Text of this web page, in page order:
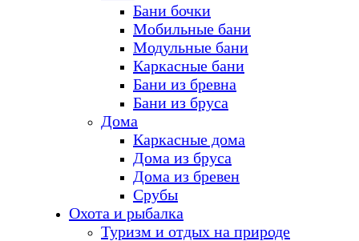
Бани бочки
Мобильные бани
Модульные бани
Каркасные бани
Бани из бревна
Бани из бруса
Дома
Каркасные дома
Дома из бруса
Дома из бревен
Срубы
Охота и рыбалка
Туризм и отдых на природе